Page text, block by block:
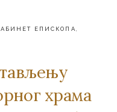
ЕПИСКОПА
храма